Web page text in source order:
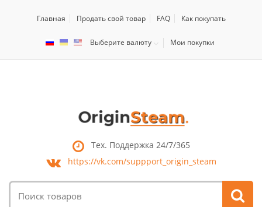
Главная Продать свой товар FAQ Как покупать
Выберите валюту Мои покупки
Тех. Поддержка 24/7/365
https://vk.com/suppport_origin_steam
товаров: